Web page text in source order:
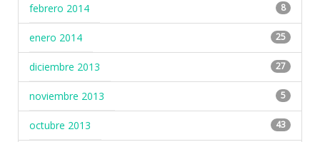
febrero 2014 8
enero 2014 25
diciembre 2013 27
noviembre 2013 5
octubre 2013 43